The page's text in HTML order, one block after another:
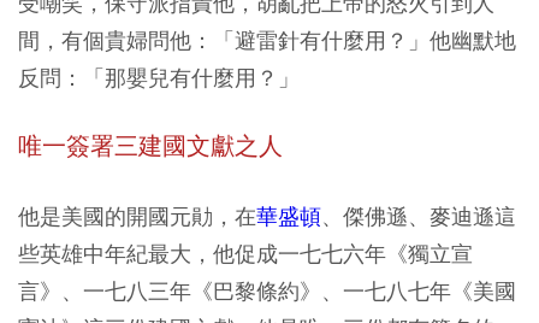
間，有個貴婦問他：「避雷針有什麼用？」他幽默地
反問：「那嬰兒有什麼用？」
唯一簽署三建國文獻之人
他是美國的開國元勛，在華盛頓、傑佛遜、麥迪遜這
些英雄中年紀最大，他促成一七七六年《獨立宣
言》、一七八三年《巴黎條約》、一七八七年《美國